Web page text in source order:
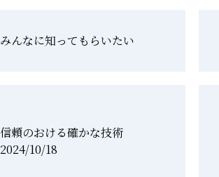
みんなに知ってもらいたい
信頼のおける確かな技術
2024/10/18